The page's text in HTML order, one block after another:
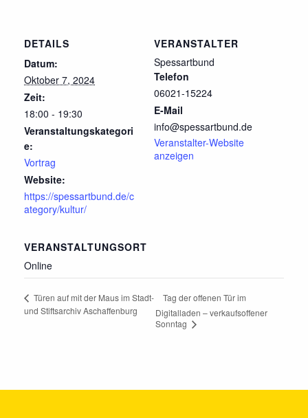
DETAILS
Datum:
Oktober 7, 2024
Zeit:
18:00 - 19:30
Veranstaltungskategori
e:
Vortrag
Website:
https://spessartbund.de/c
ategory/kultur/
VERANSTALTER
Spessartbund
Telefon
06021-15224
E-Mail
info@spessartbund.de
Veranstalter-Website
anzeigen
VERANSTALTUNGSORT
Online
Türen auf mit der Maus im Stadt-
und Stiftsarchiv Aschaffenburg
Tag der offenen Tür im
Digitalladen – verkaufsoffener
Sonntag